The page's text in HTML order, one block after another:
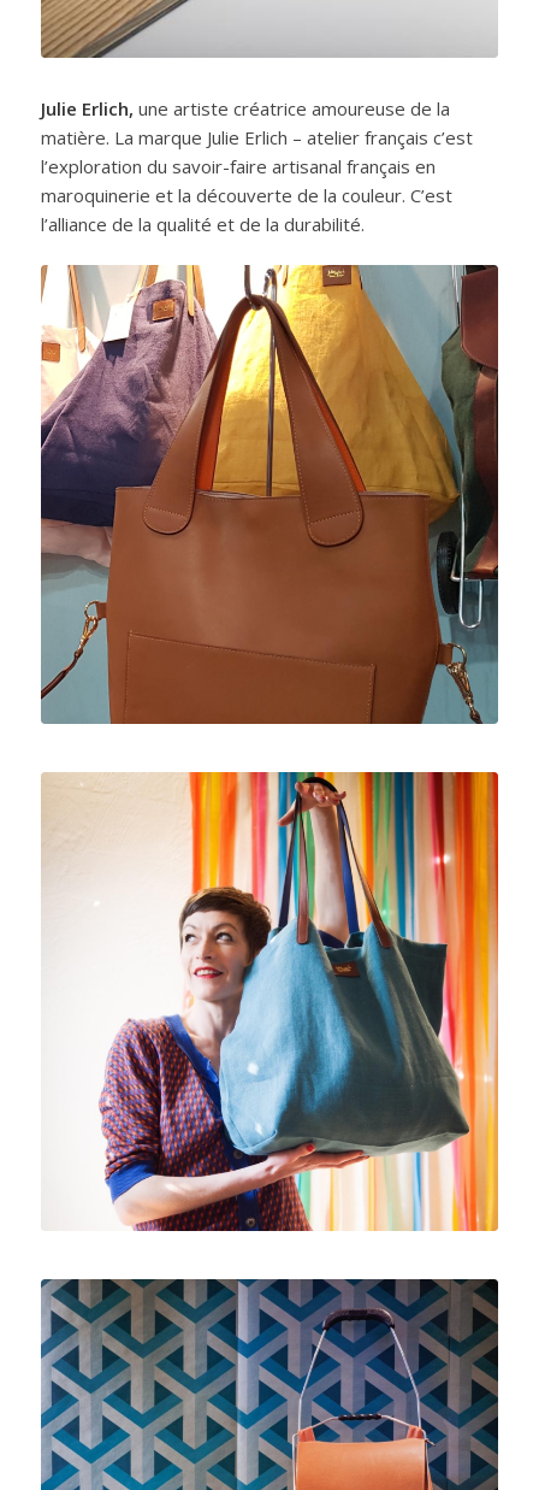
Julie Erlich, une artiste créatrice amoureuse de la
matière. La marque Julie Erlich – atelier français c’est
l’exploration du savoir-faire artisanal français en
maroquinerie et la découverte de la couleur. C’est
l’alliance de la qualité et de la durabilité.